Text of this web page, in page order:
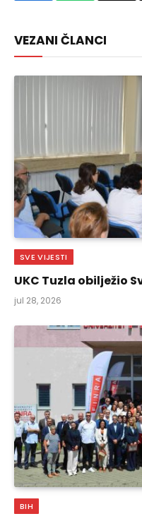
VEZANI ČLANCI
SVE VIJESTI
UKC Tuzla obilježio
jul 28, 2026
BIH